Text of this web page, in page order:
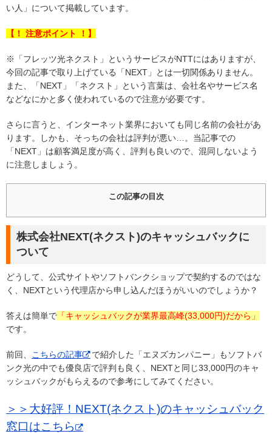
い人」について掲載しています。
【！ 注意ポイント ！】
※「フレッツ光ネクスト」というサービスがNTTにはありますが、
今回の記事で取り上げている「NEXT」とは一切関係ありません。
また、「NEXT」「ネクスト」という言葉は、会社名やサービス名
などなにかと多く使われているので注意が必要です。
さらに言うと、インターネット業界においても同じ名前の会社があ
ります。しかも、そっちの会社は評判が悪い…。当記事での
「NEXT」は顧客満足度が高く、評判も良いので、混同しないよう
に注意しましょう。
この記事の目次
株式会社NEXT(ネクスト)のキャッシュバックに
ついて
どうして、公式サイトやソフトバンクショップで契約するのではな
く、NEXTという代理店から申し込んだほうがいいのでしょうか？
答えは簡単で 「キャッシュバックが業界最高峰(33,000円)だから」
です。
前回、 こちらの記事
で紹介した「エヌズカンパニー」もソフトバ
ンク光の中でも優良店で評判も良く、NEXTと同じ33,000円のキャ
ッシュバックがもらえるので参考にしてみてください。
＞＞大好評！NEXT(ネクスト)のキャッシュバック
窓口はこちら